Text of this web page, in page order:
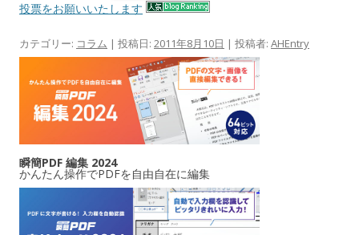
投票をお願いいたします
カテゴリー: コラム | 投稿日: 2011年8月10日 | 投稿者: AHEntry
瞬簡PDF 編集 2024
かんたん操作でPDFを自由自在に編集